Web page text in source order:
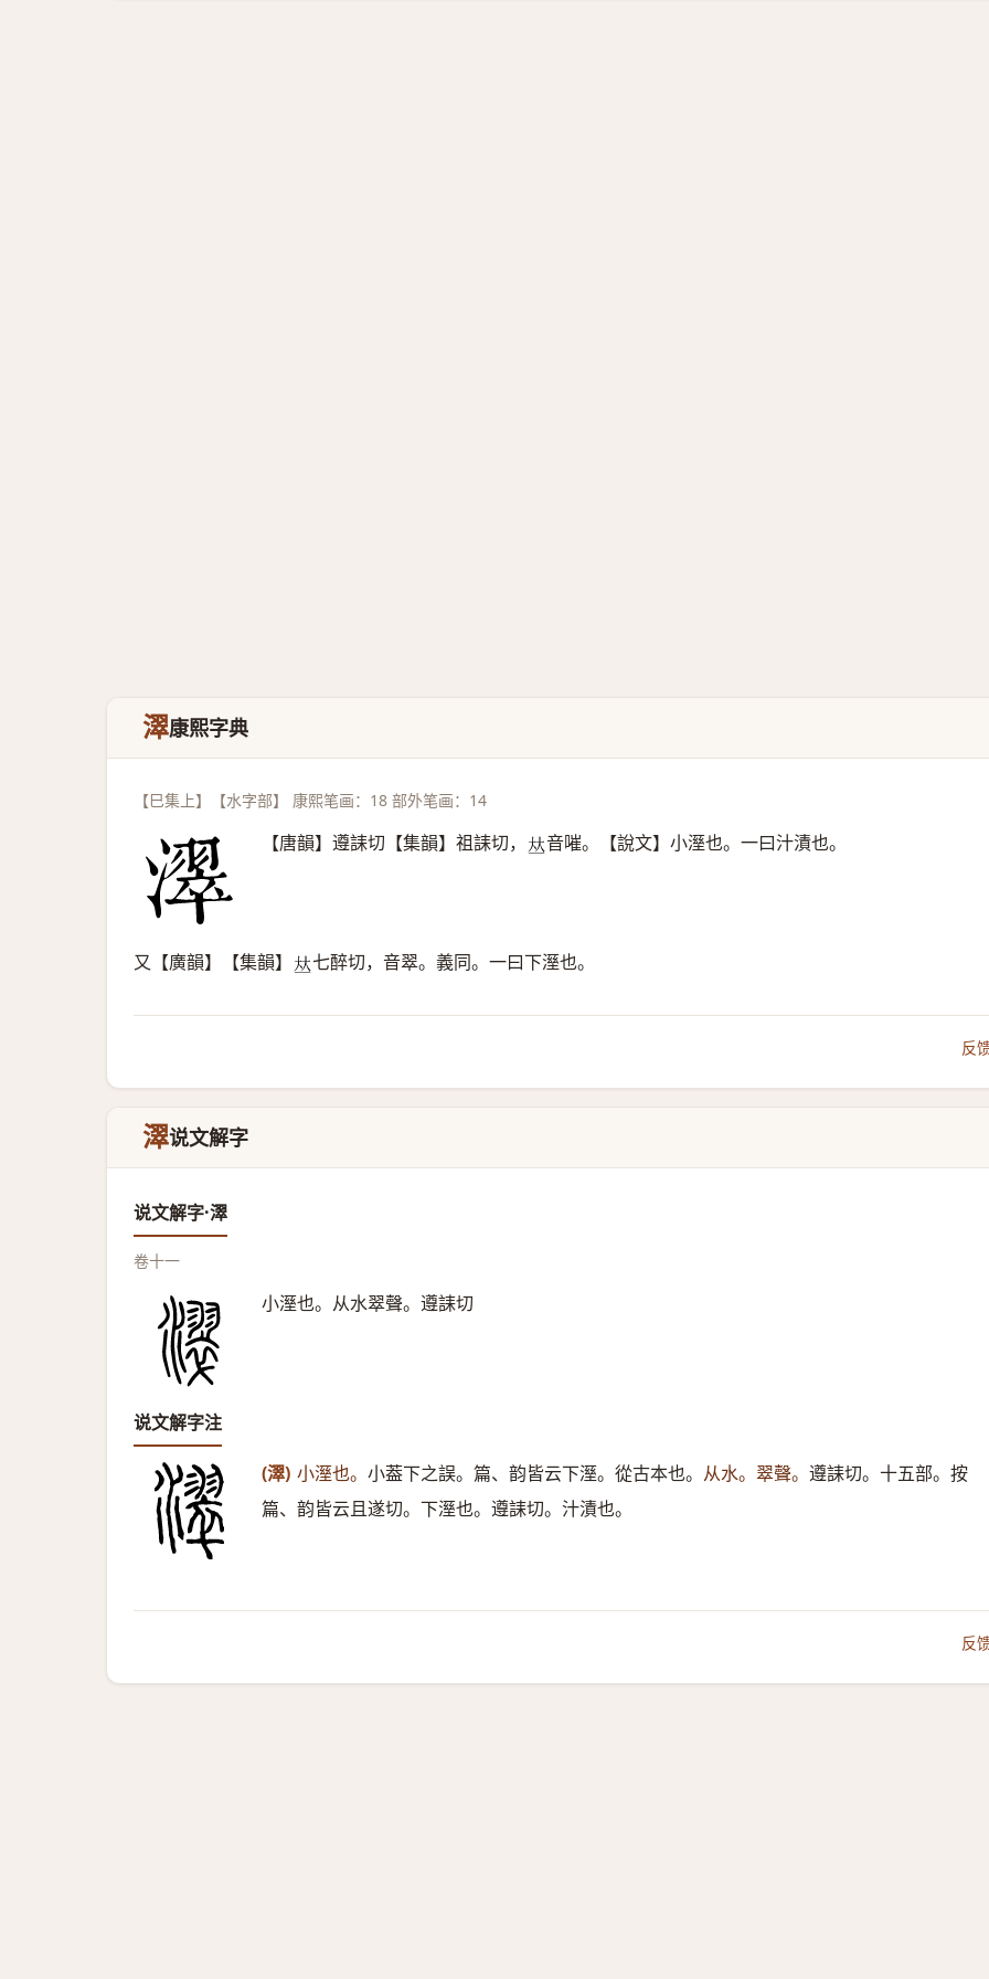
濢康熙字典
【巳集上】【水字部】 康熙笔画：18 部外笔画：14
【唐韻】遵誄切【集韻】祖誄切， 𠀤音嗺。【說文】小溼也。一曰汁漬也。
又【廣韻】【集韻】 𠀤七醉切，音翠。義同。一曰下溼也。
反
濢说文解字
说文解字·濢
卷十一
小溼也。从水翠聲。遵誄切
说文解字注
(濢) 小溼也。 小葢下之誤。篇、韵皆云下溼。從古本也。 从水。翠聲。 遵誄切。十五部。按
篇、韵皆云且遂切。下溼也。遵誄切。汁漬也。
反